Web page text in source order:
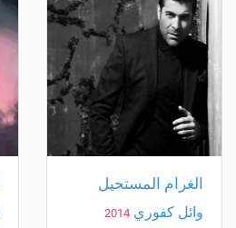
الغرام المستحيل
وائل كفوري 2014